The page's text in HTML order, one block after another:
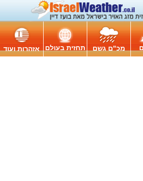
מכ"ם גשם תחזית בעולם אזהרות ועוד